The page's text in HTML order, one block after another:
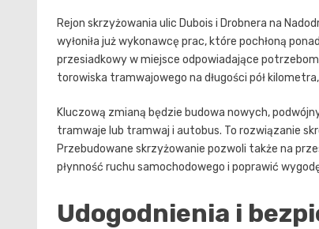
Rejon skrzyżowania ulic Dubois i Drobnera na
wyłoniła już wykonawcę prac, które pochłoną
przesiadkowy w miejsce odpowiadające
torowiska tramwajowego na długości pół
Kluczową zmianą będzie budowa nowych,
tramwaje lub tramwaj i autobus. To rozwiązanie
Przebudowane skrzyżowanie pozwoli także na
płynność ruchu samochodowego i poprawić
Udogodnienia i